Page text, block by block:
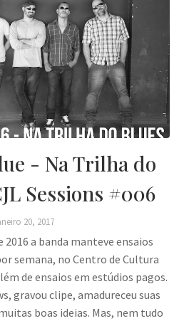
- Na Trilha do
Sessions #006
20, 2017
a banda manteve ensaios
semana, no Centro de Cultura
de ensaios em estúdios pagos.
gravou clipe, amadureceu suas
boas ideias. Mas, nem tudo